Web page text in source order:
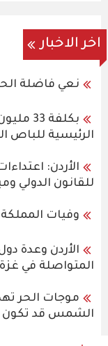
اخر الاخبار
نعي فاضلة
بكلفة
الرئيسية للباص
الأردن:
للقانون الدولي
وفيات
الأردن وعدة
المتواصلة في غزة
موجات الحر
الشمس قد تكون